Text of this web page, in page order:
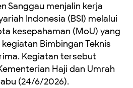
Sanggau menjalin kerja
Indonesia (BSI) melalui
kesepahaman (MoU) yang
Bimbingan Teknis
Kegiatan tersebut
Haji dan Umrah
(24/6/2026).